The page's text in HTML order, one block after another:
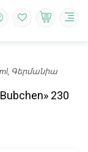
ml, Գերմանիա
230